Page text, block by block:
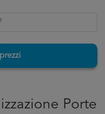
Porte